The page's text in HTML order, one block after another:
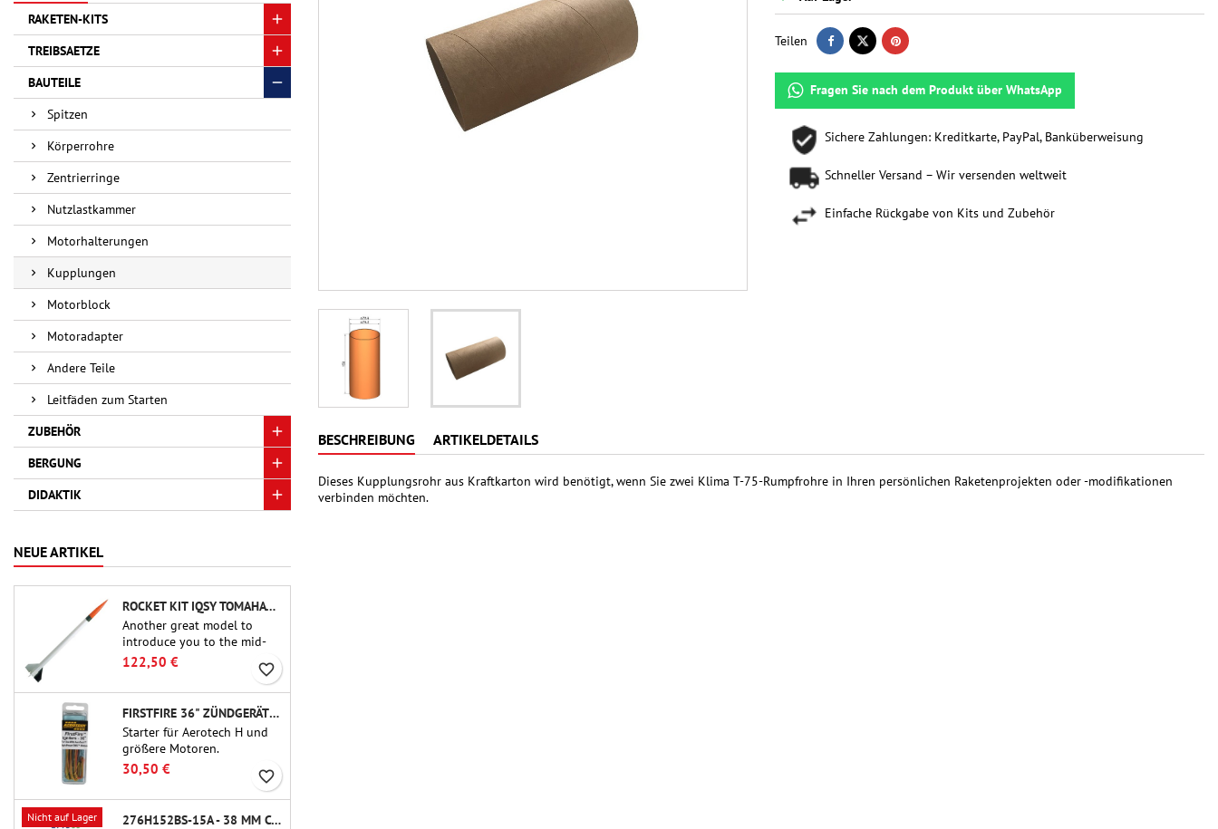
RAKETEN-KITS
TREIBSAETZE
BAUTEILE
Spitzen
Körperrohre
Zentrierringe
Nutzlastkammer
Motorhalterungen
Kupplungen
Motorblock
Motoradapter
Andere Teile
Leitfäden zum Starten
ZUBEHÖR
BERGUNG
DIDAKTIK
NEUE ARTIKEL
ROCKET KIT IQSY TOMAHAWK - AEROTECH
Another great model to
introduce you to the mid-
power.A scale replica of a
famous sounding rocket,
small in size and peefect to
move to higher-level kits.
122,50 € favorite_border
FIRSTFIRE 36" ZÜNDGERÄTE - AEROTECH
Starter für Aerotech H und
größere Motoren.
Zuverlässige Zündung von
Motoren bis zu 91 cm Länge.
30,50 € favorite_border
Nicht auf Lager
276H152BS-15A - 38 MM CTI NACHLADEN
Teilen
Fragen Sie nach dem Produkt über WhatsApp
Sichere Zahlungen: Kreditkarte, PayPal, Banküberweisung
Schneller Versand – Wir versenden weltweit
Einfache Rückgabe von Kits und Zubehör
BESCHREIBUNG ARTIKELDETAILS
Dieses Kupplungsrohr aus Kraftkarton wird benötigt, wenn Sie zwei Klima T-75-Rumpfrohre in Ihren persönlichen Raketenprojekten oder -modifikationen
verbinden möchten.